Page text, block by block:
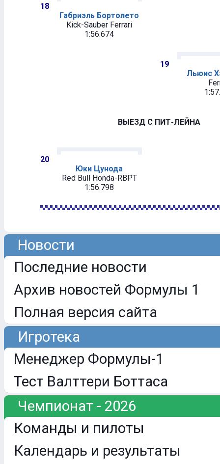
18
Габриэль Бортолето
Kick-Sauber Ferrari
1:56.674
19
Льюис
ВЫЕЗД С ПИТ-ЛЕЙНА
20
Юки Цунода
Red Bull Honda-RBPT
1:56.798
Новости
Последние новости
Архив новостей Формулы 1
Полная версия сайта
Игротека
Менеджер Формулы-1
Тест Валттери Боттаса
Чемпионат - 2026
Команды и пилоты
Календарь и результаты